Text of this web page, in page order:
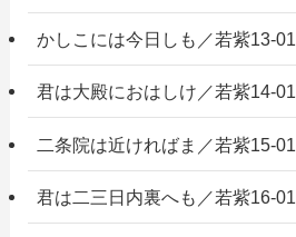
かしこには今日しも／若紫13-01
君は大殿におはしけ／若紫14-01
二条院は近ければま／若紫15-01
君は二三日内裏へも／若紫16-01